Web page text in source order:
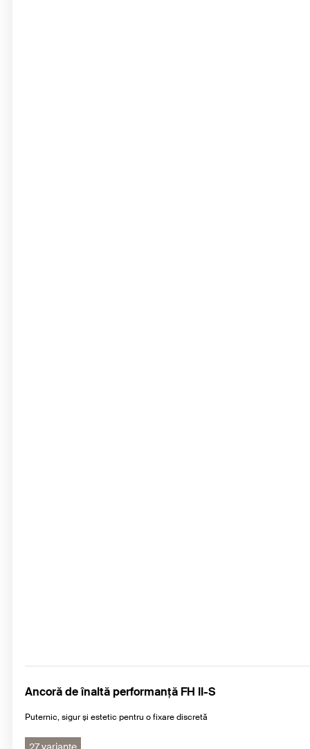
Ancoră de înaltă performanţă FH II-S
Puternic, sigur și estetic pentru o fixare discretă